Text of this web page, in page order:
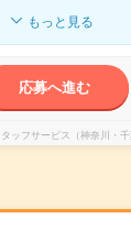
もっと見る
応募へ進む
ッフサービス（神奈川・千